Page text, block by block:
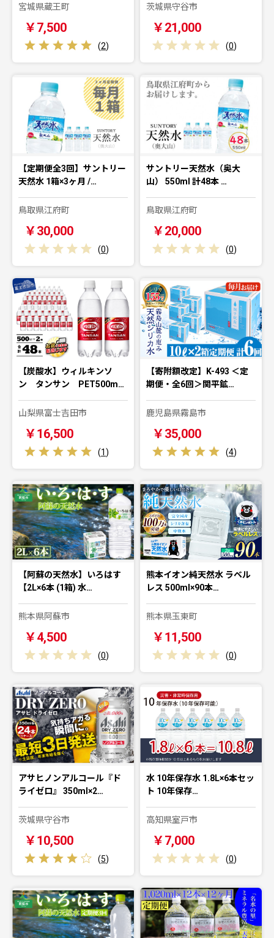
宮城県蔵王町
￥7,500
(2)
茨城県守谷市
￥21,000
(0)
【定期便全3回】サントリー
天然水 1箱×3ヶ月 /…
鳥取県江府町
￥30,000
(0)
サントリー天然水（奥大
山） 550ml 計48本 …
鳥取県江府町
￥20,000
(0)
【炭酸水】ウィルキンソ
ン タンサン PET500m…
山梨県富士吉田市
￥16,500
(1)
【寄附額改定】K-493 ＜定
期便・全6回＞関平鉱…
鹿児島県霧島市
￥35,000
(4)
【阿蘇の天然水】いろはす
【2L×6本 (1箱) 水…
熊本県阿蘇市
￥4,500
(0)
熊本イオン純天然水 ラベル
レス 500ml×90本…
熊本県玉東町
￥11,500
(0)
アサヒノンアルコール『ド
ライゼロ』 350ml×2…
茨城県守谷市
￥10,500
(5)
水 10年保存水 1.8L×6本セッ
ト 10年保存…
高知県室戸市
￥7,000
(0)